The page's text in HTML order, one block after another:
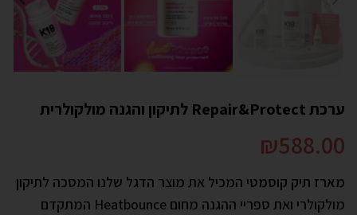
ערכת Repair&Protect לתיקון והגנה מולקולרית
₪588.00
מארז תיק קוסמטי המכיל את מוצר הדגל שלנו המסכה לתיקון
מולקולרי ואת ספריי ההגנה מחום Heatbounce המתקדם